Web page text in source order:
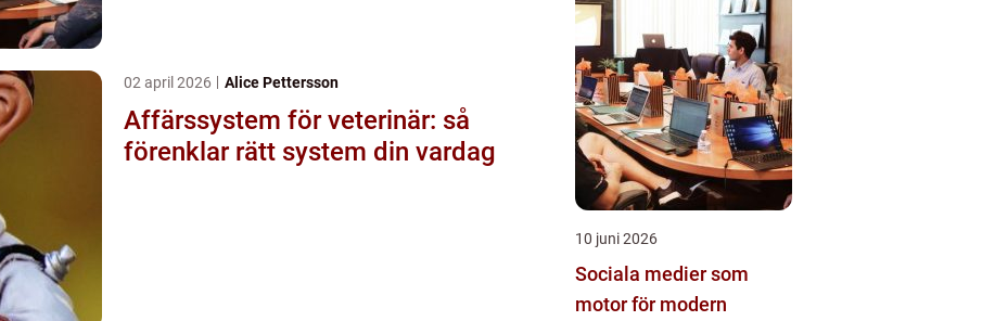
02 april 2026 Alice Pettersson
Affärssystem för veterinär: så
förenklar rätt system din vardag
10 juni 2026
Sociala medier som
motor för modern